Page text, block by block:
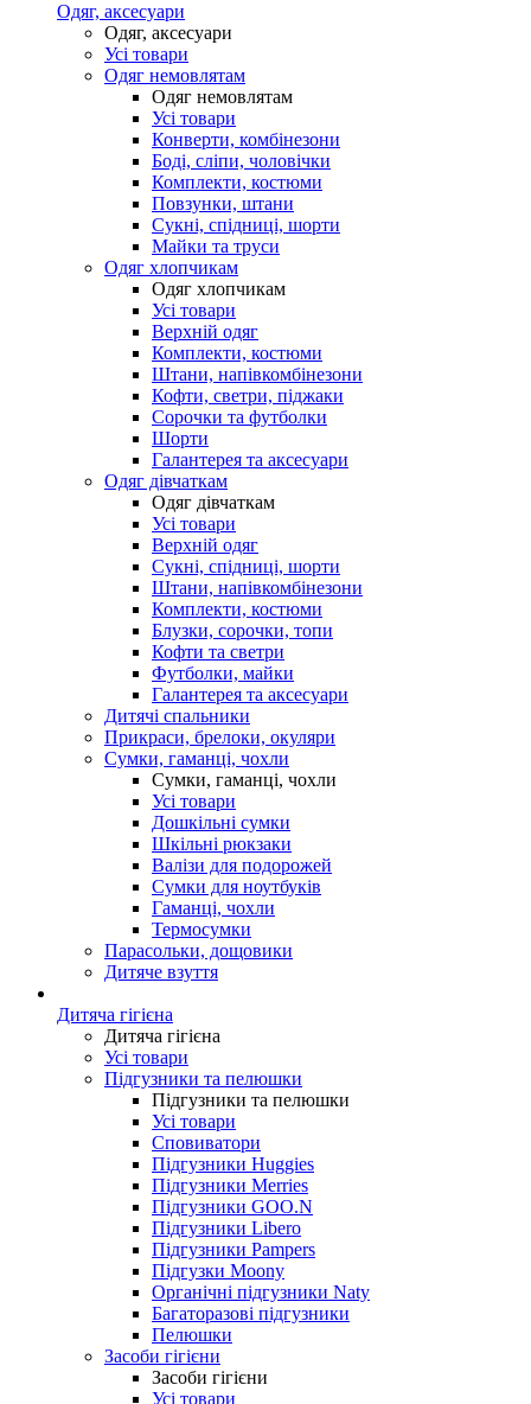
Одяг, аксесуари
Одяг, аксесуари
Усі товари
Одяг немовлятам
Одяг немовлятам
Усі товари
Конверти, комбінезони
Боді, сліпи, чоловічки
Комплекти, костюми
Повзунки, штани
Сукні, спідниці, шорти
Майки та труси
Одяг хлопчикам
Одяг хлопчикам
Усі товари
Верхній одяг
Комплекти, костюми
Штани, напівкомбінезони
Кофти, светри, піджаки
Сорочки та футболки
Шорти
Галантерея та аксесуари
Одяг дівчаткам
Одяг дівчаткам
Усі товари
Верхній одяг
Сукні, спідниці, шорти
Штани, напівкомбінезони
Комплекти, костюми
Блузки, сорочки, топи
Кофти та светри
Футболки, майки
Галантерея та аксесуари
Дитячі спальники
Прикраси, брелоки, окуляри
Сумки, гаманці, чохли
Сумки, гаманці, чохли
Усі товари
Дошкільні сумки
Шкільні рюкзаки
Валізи для подорожей
Сумки для ноутбуків
Гаманці, чохли
Термосумки
Парасольки, дощовики
Дитяче взуття
Дитяча гігієна
Дитяча гігієна
Усі товари
Підгузники та пелюшки
Підгузники та пелюшки
Усі товари
Сповиватори
Підгузники Huggies
Підгузники Merries
Підгузники GOO.N
Підгузники Libero
Підгузники Pampers
Підгузки Moony
Органічні підгузники Naty
Багаторазові підгузники
Пелюшки
Засоби гігієни
Засоби гігієни
Усі товари